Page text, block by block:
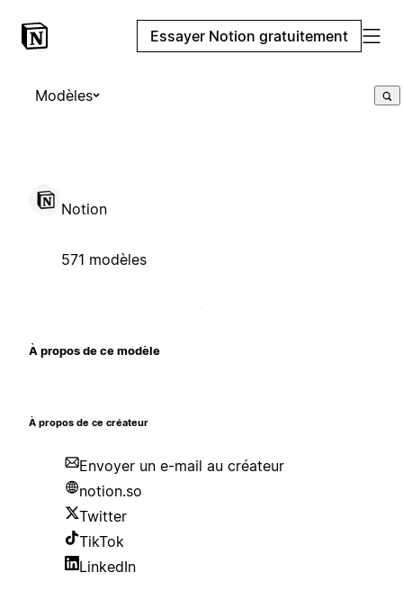
Essayer Notion gratuitement
Modèles
Notion
571 modèles
À propos de ce modèle
À propos de ce créateur
Envoyer un e-mail au créateur
notion.so
Twitter
TikTok
LinkedIn